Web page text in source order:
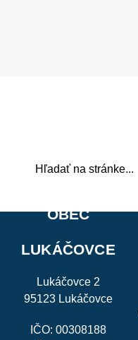
OBEC
LUKÁČOVCE
Lukáčovce 2
95123 Lukáčovce
IČO: 00308188